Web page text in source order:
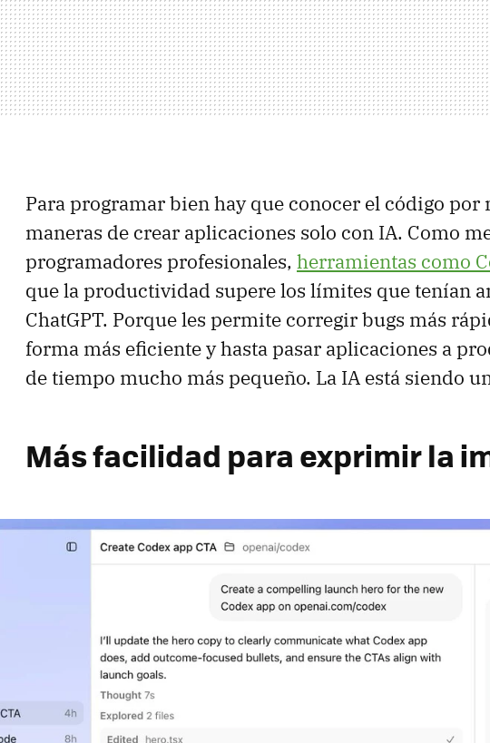
Para programar bien hay que conocer el código por
maneras de crear aplicaciones solo con IA. Como
programadores profesionales, herramientas como
que la productividad supere los límites que tenían
ChatGPT. Porque les permite corregir bugs más
forma más eficiente y hasta pasar aplicaciones a
de tiempo mucho más pequeño. La IA está siendo
Más facilidad para exprimir la